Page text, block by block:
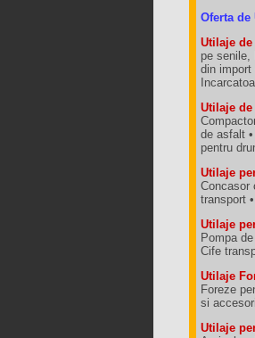
Oferta
Utilaje
pe senile,
din import
Utilaje
de asfalt
pentru
Utilaje
Concasor
transport
Utilaje
Pompa
Cife
Utilaje
Foreze
si
Utilaje